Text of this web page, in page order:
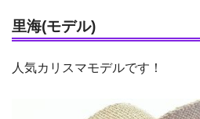
里海(モデル)
人気カリスマモデルです！